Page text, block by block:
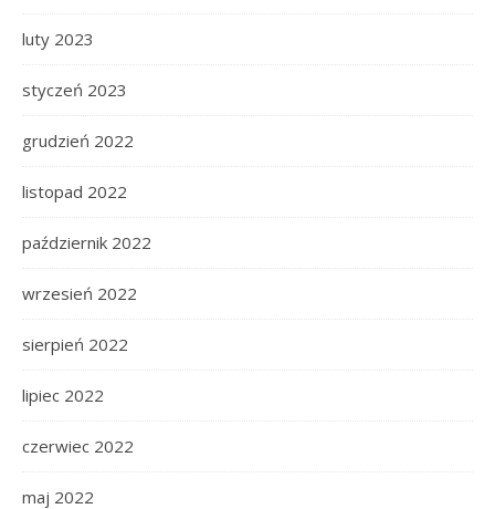
luty 2023
styczeń 2023
grudzień 2022
listopad 2022
październik 2022
wrzesień 2022
sierpień 2022
lipiec 2022
czerwiec 2022
maj 2022